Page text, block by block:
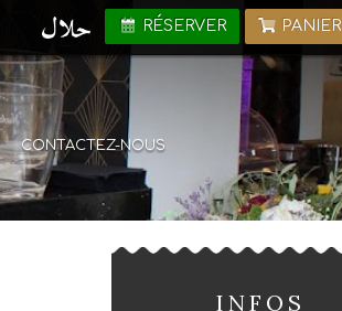
PANIER
RÉSERVER
CONTACTEZ-NOUS
INFOS